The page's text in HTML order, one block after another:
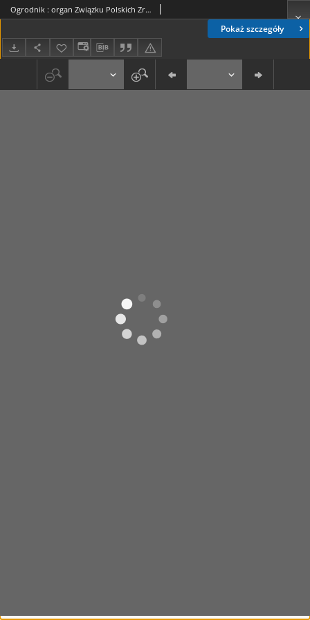
Pokaż szczegóły
Ogrodnik : organ Związku Polskich Zrzeszeń Ogrodniczych red. W. J. Zieliński. R. 24, nr 12 (30 czerwca 1934)